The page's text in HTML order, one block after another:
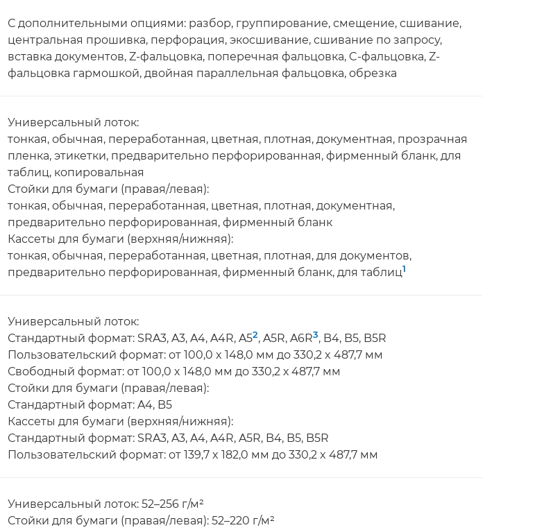
С дополнительными опциями: разбор, группирование, смещение, сшивание,
центральная прошивка, перфорация, экосшивание, сшивание по запросу,
вставка документов, Z-фальцовка, поперечная фальцовка, C-фальцовка, Z-
фальцовка гармошкой, двойная параллельная фальцовка, обрезка
Универсальный лоток:
тонкая, обычная, переработанная, цветная, плотная, документная, прозрачная
пленка, этикетки, предварительно перфорированная, фирменный бланк, для
таблиц, копировальная
Стойки для бумаги (правая/левая):
тонкая, обычная, переработанная, цветная, плотная, документная,
предварительно перфорированная, фирменный бланк
Кассеты для бумаги (верхняя/нижняя):
тонкая, обычная, переработанная, цветная, плотная, для документов,
предварительно перфорированная, фирменный бланк, для таблиц1
Универсальный лоток:
Стандартный формат: SRA3, A3, A4, A4R, A52, A5R, A6R3, B4, B5, B5R
Пользовательский формат: от 100,0 x 148,0 мм до 330,2 x 487,7 мм
Свободный формат: от 100,0 x 148,0 мм до 330,2 х 487,7 мм
Стойки для бумаги (правая/левая):
Стандартный формат: A4, B5
Кассеты для бумаги (верхняя/нижняя):
Стандартный формат: SRA3, A3, A4, A4R, A5R, B4, B5, B5R
Пользовательский формат: от 139,7 x 182,0 мм до 330,2 x 487,7 мм
Универсальный лоток: 52–256 г/м²
Стойки для бумаги (правая/левая): 52–220 г/м²